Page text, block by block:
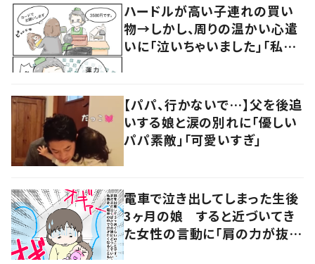
ハードルが高い子連れの買い
物→しかし、周りの温かい心遣
いに「泣いちゃいました」「私も
【パパ、行かないで…】父を後追
いする娘と涙の別れに「優しい
パパ素敵」「可愛いすぎ」
電車で泣き出してしまった生後
3ヶ月の娘 すると近づいてき
た女性の言動に「肩の力が抜け